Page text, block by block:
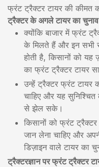
फ्रंट ट्रैक्टर टायर की कीमत
ट्रैक्टर के अगले टायर का
क्योंकि बाजार में फ्रंट
के मिलते हैं और इन सभी
होती है, किसानों को
का फ्रंट ट्रैक्टर टायर
उन्हें ट्रैक्टर फ्रंट टायर
चाहिए और यह सुनिश्चित
से झेल सके।
किसानों को फ्रंट
जान लेना चाहिए और
डिज़ाइन वाले टायर का
ट्रैक्टरज्ञान पर फ्रंट ट्रैक्टर